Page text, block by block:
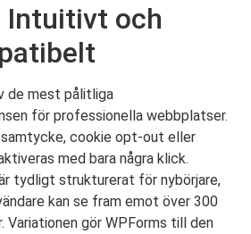
Intuitivt och
de mest pålitliga
för professionella webbplatser.
cookie opt-out eller
med bara några klick.
tydligt strukturerat för nybörjare,
kan se fram emot över 300
Variationen gör WPForms till den